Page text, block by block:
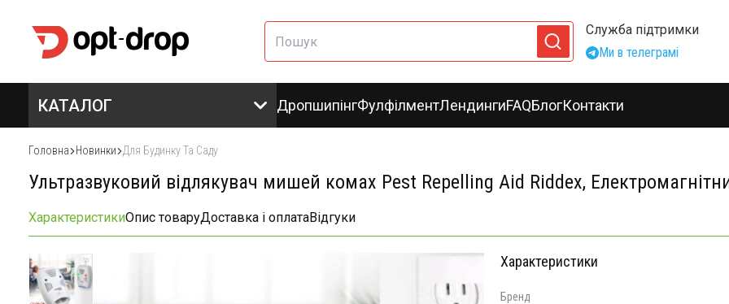
Служба підтримки
Ми в телеграмі
КАТАЛОГ ДропшипінгФулфілментЛендингиFAQБлогКонтакти
Головна Новинки Для Будинку Та Саду
Ультразвуковий відлякувач мишей комах Pest Repelling Aid Riddex,
ХарактеристикиОпис товаруДоставка і оплатаВідгуки
Характеристики
Бренд